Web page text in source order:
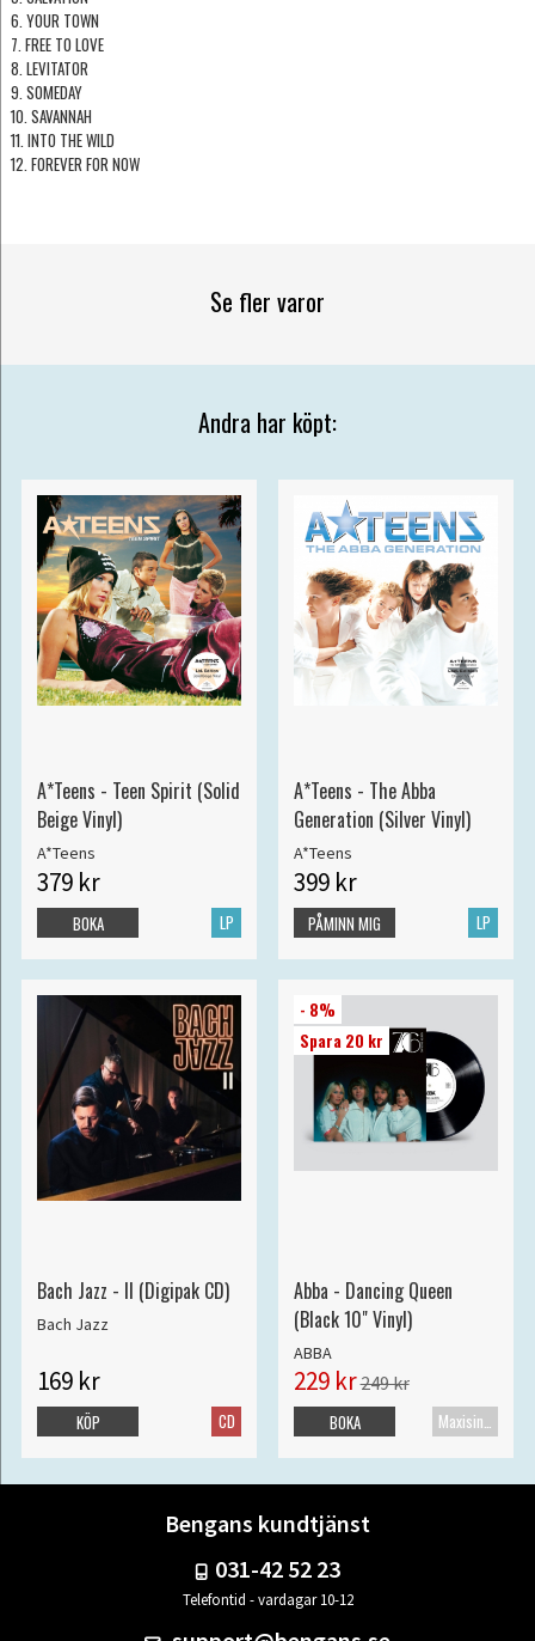
6. YOUR TOWN
7. FREE TO LOVE
8. LEVITATOR
9. SOMEDAY
10. SAVANNAH
11. INTO THE WILD
12. FOREVER FOR NOW
Se fler varor
Andra har köpt:
A*Teens - Teen Spirit (Solid
Beige Vinyl)
A*Teens
379 kr
LP
BOKA
A*Teens - The Abba
Generation (Silver Vinyl)
A*Teens
399 kr
LP
PÅMINN MIG
Bach Jazz - II (Digipak CD)
Bach Jazz
169 kr
CD
KÖP
- 8%
Spara 20 kr
Abba - Dancing Queen
(Black 10" Vinyl)
ABBA
229 kr249 kr
Maxisingel
BOKA
Bengans kundtjänst
031-42 52 23
Telefontid - vardagar 10-12